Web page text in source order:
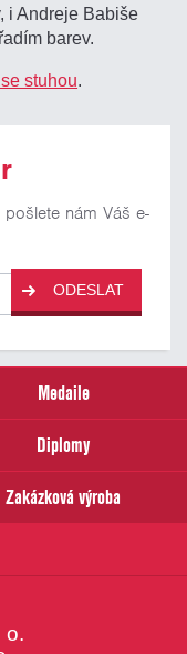
i Andreje Babiše
barev.
stuhou.
nám Váš e-
ODESLAT
Medaile
Diplomy
Zakázková výroba
o.